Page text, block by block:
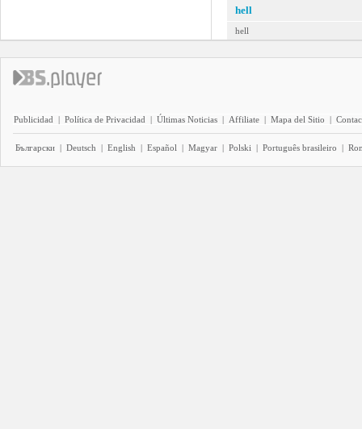
hell
hell
Publicidad | Política de Privacidad | Últimas Noticias | Affiliate | Mapa del Sitio |
Български | Deutsch | English | Español | Magyar | Polski | Português brasileiro |